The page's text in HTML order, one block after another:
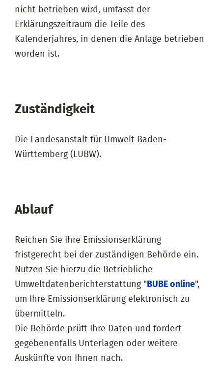
nicht betrieben wird, umfasst der
Erklärungszeitraum die Teile des
Kalenderjahres, in denen die Anlage betrieben
worden ist.
Zuständigkeit
Die Landesanstalt für Umwelt Baden-
Württemberg (LUBW).
Ablauf
Reichen Sie Ihre Emissionserklärung
fristgerecht bei der zuständigen Behörde ein.
Nutzen Sie hierzu die Betriebliche
Umweltdatenberichterstattung " BUBE online",
um Ihre Emissionserklärung elektronisch zu
übermitteln.
Die Behörde prüft Ihre Daten und fordert
gegebenenfalls Unterlagen oder weitere
Auskünfte von Ihnen nach.